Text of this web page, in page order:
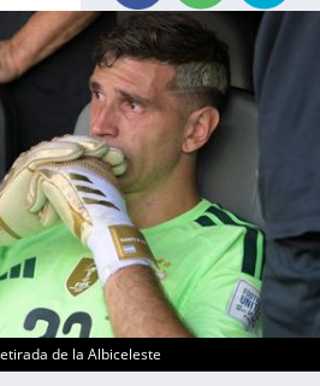
de la Albiceleste